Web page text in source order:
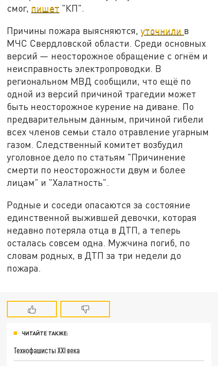
смог, пишет "КП".
Причины пожара выясняются,уточнили в
МЧС Свердловской области. Среди основных
версий — неосторожное обращение с огнём и
неисправность электропроводки. В
региональном МВД сообщили, что ещё по
одной из версий причиной трагедии может
быть неосторожное курение на диване. По
предварительным данным, причиной гибели
всех членов семьи стало отравление угарным
газом. Следственный комитет возбудил
уголовное дело по статьям "Причинение
смерти по неосторожности двум и более
лицам" и "Халатность".
Родные и соседи опасаются за состояние
единственной выжившей девочки, которая
недавно потеряла отца в ДТП, а теперь
осталась совсем одна. Мужчина погиб, по
словам родных, в ДТП за три недели до
пожара.
ЧИТАЙТЕ ТАКЖЕ:
Технофашисты XXI века